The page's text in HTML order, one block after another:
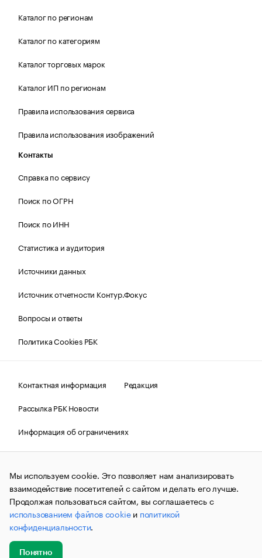
Каталог по регионам
Каталог по категориям
Каталог торговых марок
Каталог ИП по регионам
Правила использования сервиса
Правила использования изображений
Контакты
Справка по сервису
Поиск по ОГРН
Поиск по ИНН
Статистика и аудитория
Источники данных
Источник отчетности Контур.Фокус
Вопросы и ответы
Политика Cookies РБК
Контактная информация
Редакция
Рассылка РБК Новости
Информация об ограничениях
Правовая информация
О соблюдении авторских прав
© АО «РОСБИЗНЕСКОНСАЛТИНГ»,1995–2026.Сообщения
и материалы информационного агентства «РБК»
(зарегистрировано Федеральной службой по надзору в сфере
связи, информационных технологий и массовых
коммуникаций (Роскомнадзор) 09.12.2015 за номером ИА
№ФС77-63848) сопровождаются пометкой «РБК». Отдельные
публикации могут содержать информацию,
не предназначенную для пользователей
до 18 лет.
Мы используем cookie. Это позволяет нам анализировать
взаимодействие посетителей с сайтом и делать его лучше.
Продолжая пользоваться сайтом, вы соглашаетесь с
использованием файлов cookieи политикой
конфиденциальности.
Понятно